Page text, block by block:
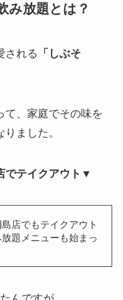
み放題とは？
される 「しぶそ
て、家庭でその味を
ました。
でテイクアウト▼
店でもテイクアウト
題メニューも始まっ